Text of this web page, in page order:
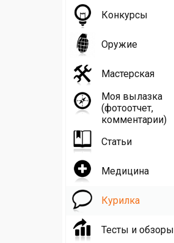
Конкурсы
Оружие
Мастерская
Моя вылазка
(фотоотчет,
комментарии)
Статьи
Медицина
Курилка
Тесты и обзоры